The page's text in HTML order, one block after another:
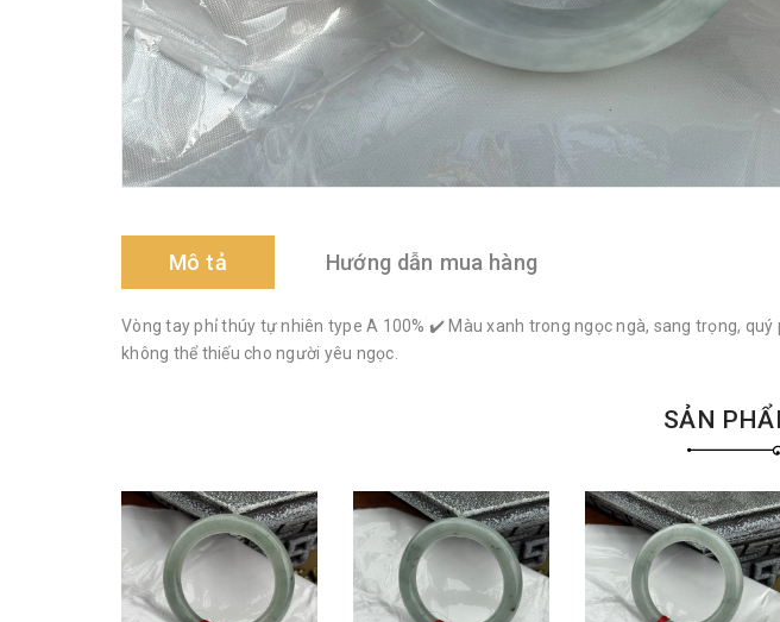
Mô tả Hướng dẫn mua hàng
Vòng tay phỉ thúy tự nhiên type A 100% ✔️ Màu xanh trong ngọc ngà, sang trọng,
không thể thiếu cho người yêu ngọc.
SẢN